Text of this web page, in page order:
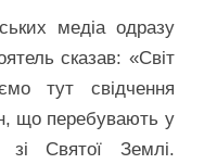
медіа одразу
сказав: «Світ
тут свідчення
що перебувають у
зі Святої Землі.